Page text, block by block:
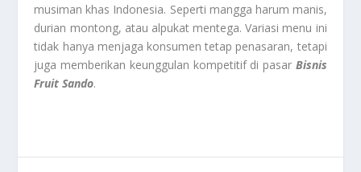
musiman khas Indonesia. Seperti mangga harum manis,
durian montong, atau alpukat mentega. Variasi menu ini
tidak hanya menjaga konsumen tetap penasaran, tetapi
juga memberikan keunggulan kompetitif di pasarBisnis
Fruit Sando.